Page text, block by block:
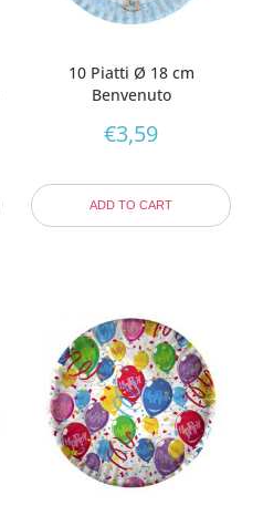
10 Piatti Ø 18 cm
Benvenuto
€3,59
ADD TO CART